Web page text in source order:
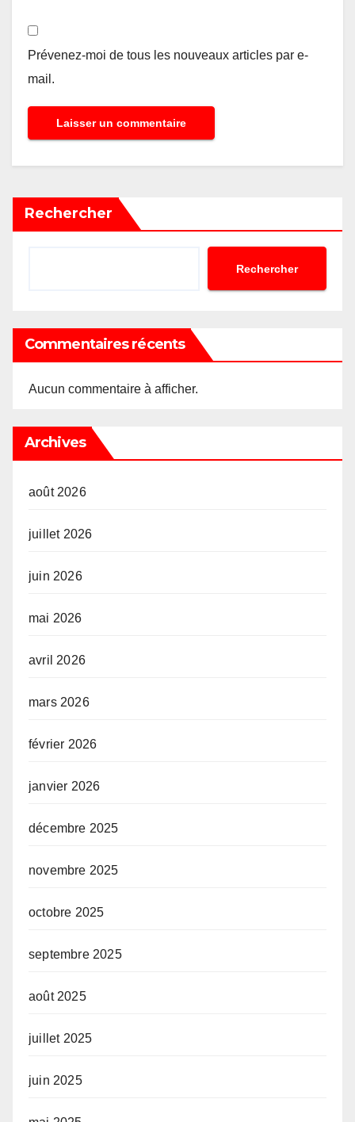
Prévenez-moi de tous les nouveaux articles par e-
mail.
Rechercher
Rechercher
Commentaires récents
Aucun commentaire à afficher.
Archives
août 2026
juillet 2026
juin 2026
mai 2026
avril 2026
mars 2026
février 2026
janvier 2026
décembre 2025
novembre 2025
octobre 2025
septembre 2025
août 2025
juillet 2025
juin 2025